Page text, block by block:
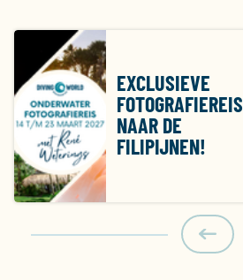
EXCLUSIEVE
FOTOGRAFIEREIS
NAAR DE
FILIPIJNEN!